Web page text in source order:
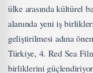
ülke arasında kültürel
alanında yeni iş
geliştirilmesi adına
Türkiye, 4. Red Sea
birliklerini